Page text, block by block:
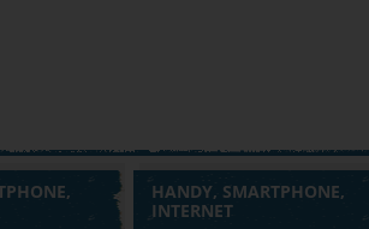
HANDY, SMARTPHONE,
INTERNET